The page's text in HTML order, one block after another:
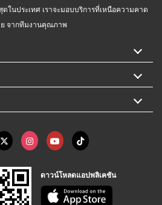
ในประเทศ เราจะมอบบริการที่เหนือความคาด
จากทีมงานคุณภาพ
ดาวน์โหลดแอปพลิเคชัน